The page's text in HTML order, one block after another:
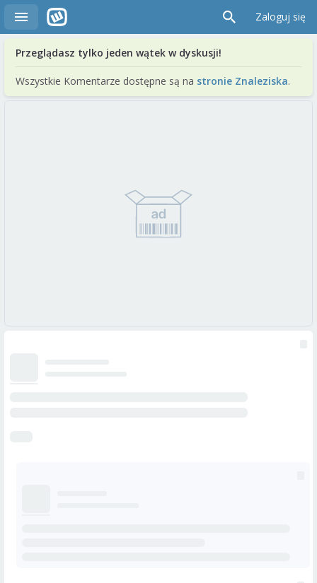
Zaloguj się
Przeglądasz tylko jeden wątek w dyskusji!
Wszystkie Komentarze dostępne są na stronie Znaleziska.